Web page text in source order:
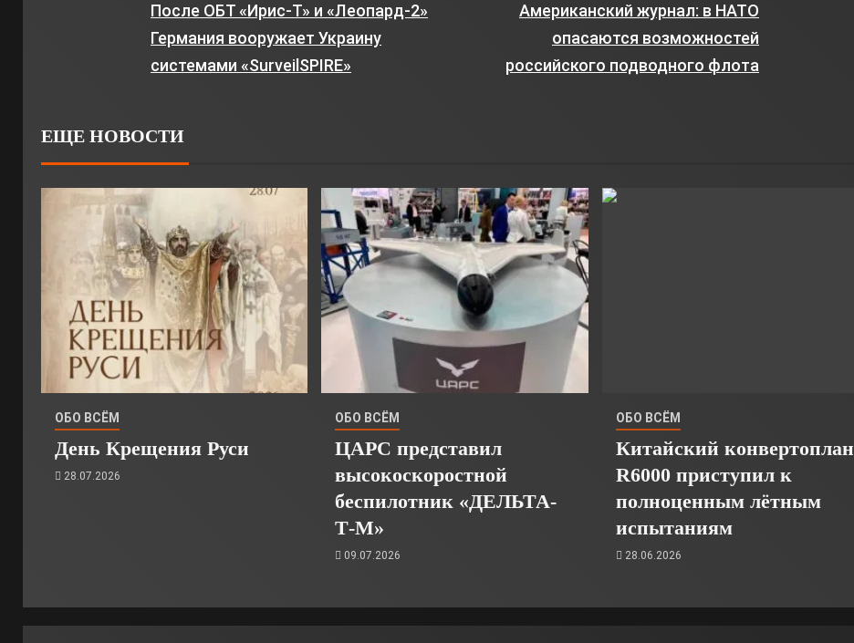
После ОБТ «Ирис-Т» и «Леопард-2»
Германия вооружает Украину
системами «SurveilSPIRE»
Американский журнал: в НАТО
опасаются возможностей
российского подводного флота
ЕЩЕ НОВОСТИ
ОБО ВСЁМ
День Крещения Руси
28.07.2026
ОБО ВСЁМ
ЦАРС представил
высокоскоростной
беспилотник «ДЕЛЬТА-
Т-М»
09.07.2026
ОБО ВСЁМ
Китайский конвертоплан
R6000 приступил к
полноценным лётным
испытаниям
28.06.2026